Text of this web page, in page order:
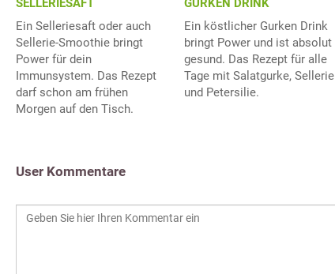
SELLERIESAFT
Ein Selleriesaft oder auch
Sellerie-Smoothie bringt
Power für dein
Immunsystem. Das Rezept
darf schon am frühen
Morgen auf den Tisch.
GURKEN DRINK
Ein köstlicher Gurken Drink
bringt Power und ist absolut
gesund. Das Rezept für alle
Tage mit Salatgurke, Sellerie
und Petersilie.
User Kommentare